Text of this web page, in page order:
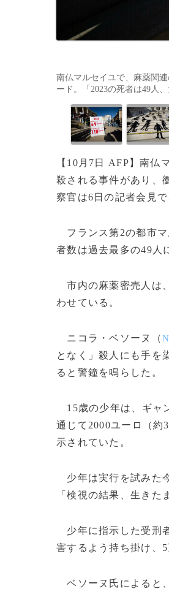
南仏マルセイユで、麻薬関
ード。「2023の死者は49人
【10月7日 AFP】南仏
殺される事件があり、
察官は6日の記者会見
フランス第2の都市マ
者数は過去最多の49人
市内の麻薬密売人は
わせている。
ニコラ・ベソーヌ（
となく」殺人にも手を
ると警鐘を鳴らした。
15歳の少年は、ギャ
通じて2000ユーロ（約
示されていた。
少年は実行を試みた
「検視の結果、生きた
少年に指示した受刑
害するよう持ち掛け、
ベソーヌ氏によると